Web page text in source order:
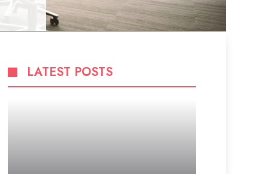
LATEST POSTS